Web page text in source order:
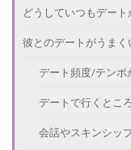
どうしていつもデー
彼とのデートがうまく
デート頻度/テンポ
デートで行くとこ
会話やスキンシッ